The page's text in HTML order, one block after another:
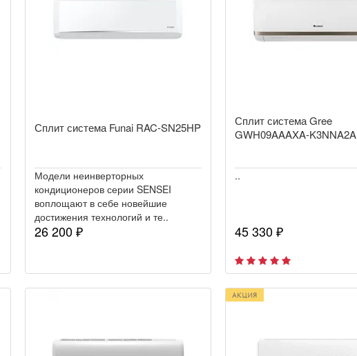
Сплит система Funai RAC-SN25HP
Модели неинверторных
кондиционеров серии SENSEI
воплощают в себе новейшие
достижения технологий и те..
26 200 ₽
Сплит система Gree
GWH09AAAXA-K3NNA2A
..
45 330 ₽